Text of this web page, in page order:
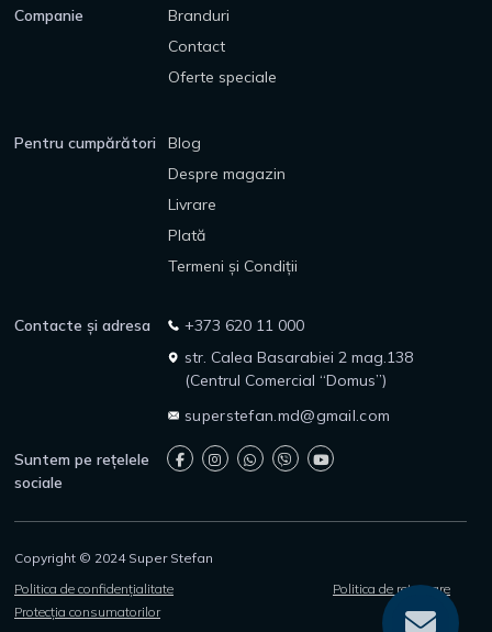
Companie
Branduri
Contact
Oferte speciale
Pentru cumpărători
Blog
Despre magazin
Livrare
Plată
Termeni și Condiții
Contacte și adresa
+373 620 11 000
str. Calea Basarabiei 2 mag.138
(Centrul Comercial “Domus”)
superstefan.md@gmail.com
Suntem pe rețelele
sociale
Copyright © 2024 Super Stefan
Politica de confidențialitate
Politica de returnare
Protecția consumatorilor